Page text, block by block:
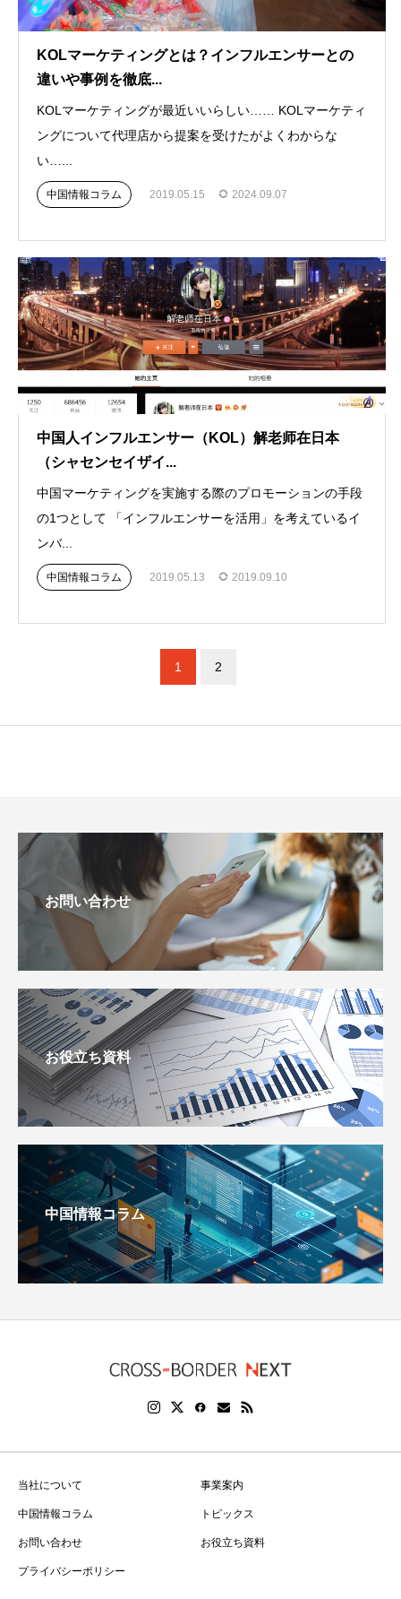
KOLマーケティングとは？インフルエンサーとの
違いや事例を徹底...
KOLマーケティングが最近いいらしい…… KOLマーケティ
ングについて代理店から提案を受けたがよくわからな
い…...
中国情報コラム 2019.05.15 2024.09.07
中国人インフルエンサー（KOL）解老师在日本
（シャセンセイザイ...
中国マーケティングを実施する際のプロモーションの手段
の1つとして 「インフルエンサーを活用」を考えているイ
ンバ...
中国情報コラム 2019.05.13 2019.09.10
1 2
お問い合わせ
お役立ち資料
中国情報コラム
当社について 事業案内
中国情報コラム トピックス
お問い合わせ お役立ち資料
プライバシーポリシー